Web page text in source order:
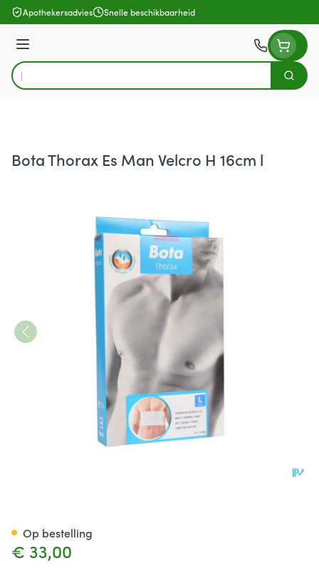
Ga naar de inhoud
Apothekersadvies Snelle beschikbaarheid
Menu
Product, merk, categorie...
Zoek
Bota Thorax Es Man Velcro H 16cm l
€ 33,00
Op bestelling